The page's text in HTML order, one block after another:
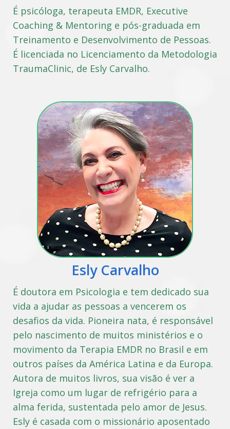
É psicóloga, terapeuta EMDR, Executive
Coaching & Mentoring e pós-graduada em
Treinamento e Desenvolvimento de Pessoas.
É licenciada no Licenciamento da Metodologia
TraumaClinic, de Esly Carvalho.
Esly Carvalho
É doutora em Psicologia e tem dedicado sua
vida a ajudar as pessoas a vencerem os
desafios da vida. Pioneira nata, é responsável
pelo nascimento de muitos ministérios e o
movimento da Terapia EMDR no Brasil e em
outros países da América Latina e da Europa.
Autora de muitos livros, sua visão é ver a
Igreja como um lugar de refrigério para a
alma ferida, sustentada pelo amor de Jesus.
Esly é casada com o missionário aposentado